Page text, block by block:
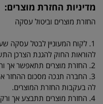
מדיניות החזרת מוצרים:
החזרת מוצרים וביטול עסקה
1. לקוח המעוניין לבטל
להוראות החוק להגנת הצרכן התשמ"א
2. החזרת מוצרים תתאפשר אך ורק בשלמותם ובאריזתם המקורית.
3. החברה תנכה מסכום ההחזר
לה בעקבות החזרת המוצרים.
4. החזרת מוצרים תתבצע אך